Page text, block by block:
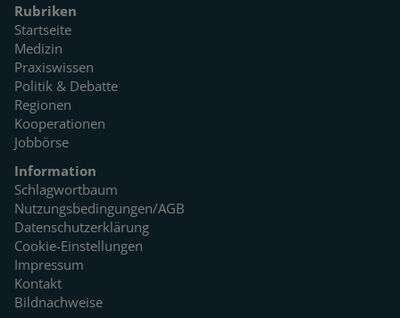
Rubriken
Startseite
Medizin
Praxiswissen
Politik & Debatte
Regionen
Kooperationen
Jobbörse
Information
Schlagwortbaum
Nutzungsbedingungen/AGB
Datenschutzerklärung
Cookie-Einstellungen
Impressum
Kontakt
Bildnachweise